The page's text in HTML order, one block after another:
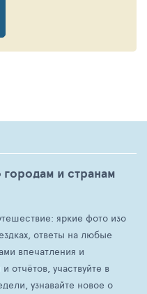
и странам
яркие фото изо
ответы на любые
впечатления и
отчётов, участвуйте в
узнавайте новое о